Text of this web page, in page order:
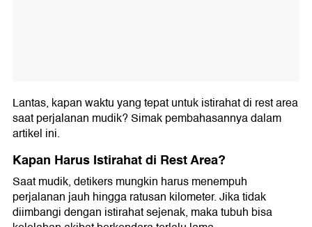
Lantas, kapan waktu yang tepat untuk istirahat di rest area
saat perjalanan mudik? Simak pembahasannya dalam
artikel ini.
Kapan Harus Istirahat di Rest Area?
Saat mudik, detikers mungkin harus menempuh
perjalanan jauh hingga ratusan kilometer. Jika tidak
diimbangi dengan istirahat sejenak, maka tubuh bisa